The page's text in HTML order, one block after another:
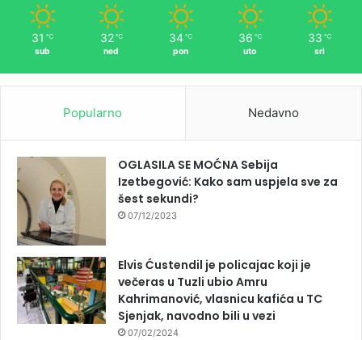
31 ℃
sub
32 ℃
ned
34 ℃
pon
36 ℃
uto
33 ℃
sri
Popularno Nedavno
OGLASILA SE MOĆNA Sebija
Izetbegović: Kako sam uspjela sve za
šest sekundi?
07/12/2023
Elvis Ćustendil je policajac koji je
večeras u Tuzli ubio Amru
Kahrimanović, vlasnicu kafića u TC
Sjenjak, navodno bili u vezi
07/02/2024